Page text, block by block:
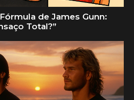
de James Gunn:
Total?”